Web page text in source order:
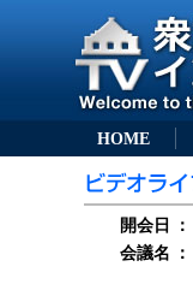
HOME
開会日 ：
会議名
：